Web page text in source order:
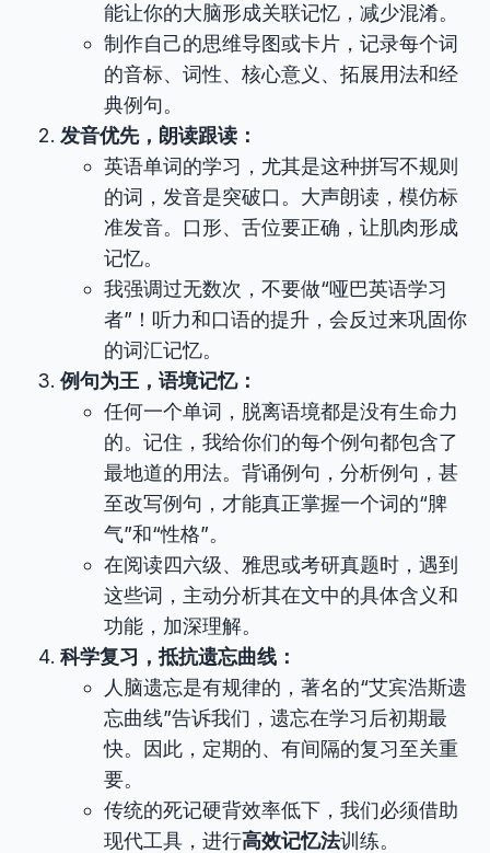
能让你的大脑形成关联记忆，减少混淆。
制作自己的思维导图或卡片，记录每个词
的音标、词性、核心意义、拓展用法和经
典例句。
发音优先，朗读跟读：
英语单词的学习，尤其是这种拼写不规则
的词，发音是突破口。大声朗读，模仿标
准发音。口形、舌位要正确，让肌肉形成
记忆。
我强调过无数次，不要做“哑巴英语学习
者”！听力和口语的提升，会反过来巩固你
的词汇记忆。
例句为王，语境记忆：
任何一个单词，脱离语境都是没有生命力
的。记住，我给你们的每个例句都包含了
最地道的用法。背诵例句，分析例句，甚
至改写例句，才能真正掌握一个词的“脾
气”和“性格”。
在阅读四六级、雅思或考研真题时，遇到
这些词，主动分析其在文中的具体含义和
功能，加深理解。
科学复习，抵抗遗忘曲线：
人脑遗忘是有规律的，著名的“艾宾浩斯遗
忘曲线”告诉我们，遗忘在学习后初期最
快。因此，定期的、有间隔的复习至关重
要。
传统的死记硬背效率低下，我们必须借助
现代工具，进行高效记忆法训练。